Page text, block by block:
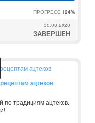
ПРОГРЕСС 124%
30.03.2020
ЗАВЕРШЕН
ацтеков
по традициям ацтеков.